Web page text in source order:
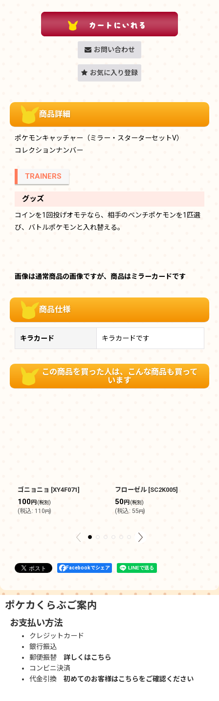
お問い合わせ
お気に入り登録
商品詳細
ポケモンキャッチャー（ミラー・スターターセットV）
コレクションナンバー
TRAINERS
グッズ
コインを1回投げオモテなら、相手のベンチポケモンを1匹選
び、バトルポケモンと入れ替える。
画像は通常商品の画像ですが、商品はミラーカードです
商品仕様
キラカード キラカードです
この商品を買った人は、こんな商品も買って
います
ゴニョニョ [XY4F071]
100円 (税別)
(税込: 110円)
フローゼル [SC2K005]
50円 (税別)
(税込: 55円)
Facebookでシェア
ポケカくらぶご案内
お支払い方法
クレジットカード
銀行振込
郵便振替 詳しくはこちら
コンビニ決済
代金引換 初めてのお客様はこちらをご確認ください